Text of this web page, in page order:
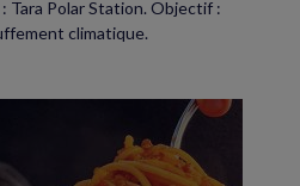
Tara Polar Station. Objectif :
climatique.